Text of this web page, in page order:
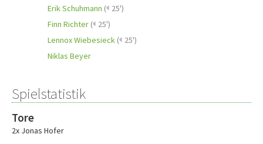
Erik Schuhmann ( 25')
Finn Richter ( 25')
Lennox Wiebesieck ( 25')
Niklas Beyer
Spielstatistik
Tore
2x Jonas Hofer